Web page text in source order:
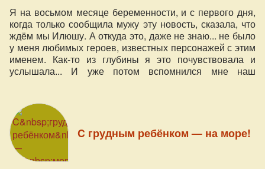
Я на восьмом месяце беременности, и с первого дня,
когда только сообщила мужу эту новость, сказала, что
ждём мы Илюшу. А откуда это, даже не знаю... не было
у меня любимых героев, известных персонажей с этим
именем. Как-то из глубины я это почувствовала и
услышала... И уже потом вспомнился мне наш
C грудным ребёнком — на море!